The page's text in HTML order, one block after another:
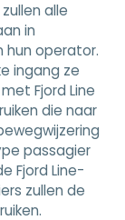
alle
in
hun operator.
ingang ze
Fjord Line
die naar
passagier
Fjord Line-
zullen de